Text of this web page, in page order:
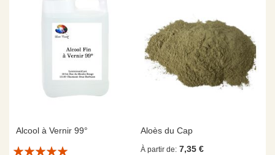
Alcool à Vernir 99°
Évaluation:
Aloès du Cap
À partir de 7,35 €